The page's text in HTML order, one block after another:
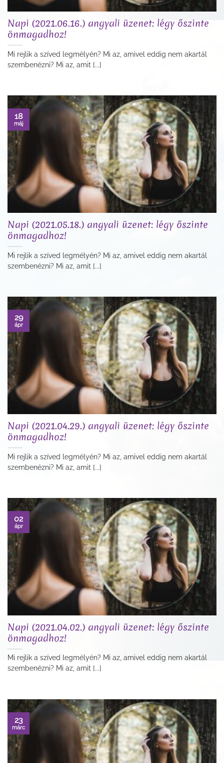
Napi (2021.06.16.) angyali üzenet: légy őszinte
önmagadhoz!
Mi rejlik a szíved legmélyén? Mi az, amivel eddig nem akartál
szembenézni? Mi az, amit [...]
Napi (2021.05.18.) angyali üzenet: légy őszinte
önmagadhoz!
Mi rejlik a szíved legmélyén? Mi az, amivel eddig nem akartál
szembenézni? Mi az, amit [...]
18
máj
Napi (2021.04.29.) angyali üzenet: légy őszinte
önmagadhoz!
Mi rejlik a szíved legmélyén? Mi az, amivel eddig nem akartál
szembenézni? Mi az, amit [...]
29
ápr
Napi (2021.04.02.) angyali üzenet: légy őszinte
önmagadhoz!
Mi rejlik a szíved legmélyén? Mi az, amivel eddig nem akartál
szembenézni? Mi az, amit [...]
02
ápr
23
márc